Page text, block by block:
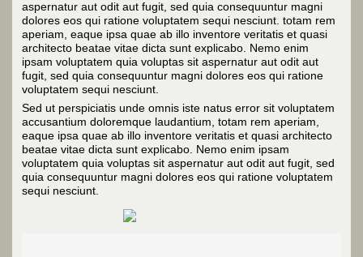
aspernatur aut odit aut fugit, sed quia consequuntur magni
dolores eos qui ratione voluptatem sequi nesciunt. totam rem
aperiam, eaque ipsa quae ab illo inventore veritatis et quasi
architecto beatae vitae dicta sunt explicabo. Nemo enim
ipsam voluptatem quia voluptas sit aspernatur aut odit aut
fugit, sed quia consequuntur magni dolores eos qui ratione
voluptatem sequi nesciunt.
Sed ut perspiciatis unde omnis iste natus error sit voluptatem
accusantium doloremque laudantium, totam rem aperiam,
eaque ipsa quae ab illo inventore veritatis et quasi architecto
beatae vitae dicta sunt explicabo. Nemo enim ipsam
voluptatem quia voluptas sit aspernatur aut odit aut fugit, sed
quia consequuntur magni dolores eos qui ratione voluptatem
sequi nesciunt.